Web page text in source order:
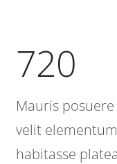
720
Mauris
velit
habitasse